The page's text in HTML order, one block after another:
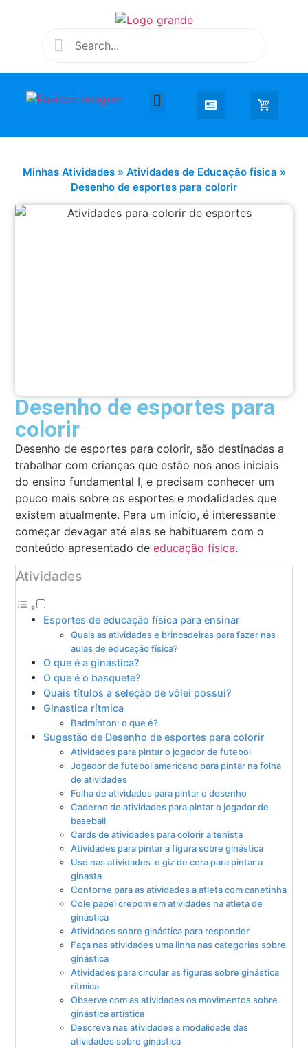
Minhas Atividades» Atividades de Educação física »
Desenho de esportes para colorir
Desenho de esportes para
colorir
Desenho de esportes para colorir, são destinadas a
trabalhar com crianças que estão nos anos iniciais
do ensino fundamental I, e precisam conhecer um
pouco mais sobre os esportes e modalidades que
existem atualmente. Para um início, é interessante
começar devagar até elas se habituarem com o
conteúdo apresentado deeducação física.
Atividades
Esportes de educação física para ensinar
Quais as atividades e brincadeiras para fazer nas
aulas de educação física?
O que é a ginástica?
O que é o basquete?
Quais títulos a seleção de vôlei possui?
Ginastica rítmica
Badmínton: o que é?
Sugestão de Desenho de esportes para colorir
Atividades para pintar o jogador de futebol
Jogador de futebol americano para pintar na folha
de atividades
Folha de atividades para pintar o desenho
Caderno de atividades para pintar o jogador de
baseball
Cards de atividades para colorir a tenista
Atividades para pintar a figura sobre ginástica
Use nas atividades o giz de cera para pintar a
ginasta
Contorne para as atividades a atleta com canetinha
Cole papel crepom em atividades na atleta de
ginástica
Atividades sobre ginástica para responder
Faça nas atividades uma linha nas categorias sobre
ginástica
Atividades para circular as figuras sobre ginástica
rítmica
Observe com as atividades os movimentos sobre
ginástica artística
Descreva nas atividades a modalidade das
atividades sobre ginástica